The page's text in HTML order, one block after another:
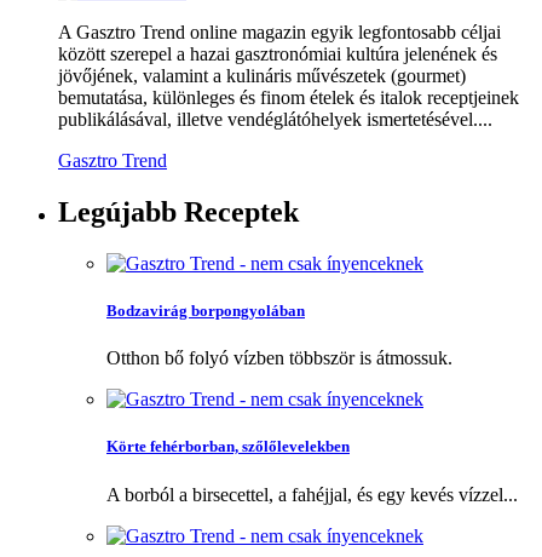
A Gasztro Trend online magazin egyik legfontosabb céljai
között szerepel a hazai gasztronómiai kultúra jelenének és
jövőjének, valamint a kulináris művészetek (gourmet)
bemutatása, különleges és finom ételek és italok receptjeinek
publikálásával, illetve vendéglátóhelyek ismertetésével....
Gasztro Trend
Legújabb Receptek
Bodzavirág borpongyolában
Otthon bő folyó vízben többször is átmossuk.
Körte fehérborban, szőlőlevelekben
A borból a birsecettel, a fahéjjal, és egy kevés vízzel...